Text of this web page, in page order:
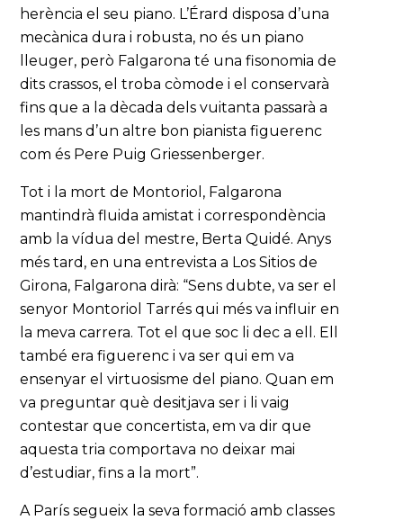
herència el seu piano. L’Érard disposa d’una
mecànica dura i robusta, no és un piano
lleuger, però Falgarona té una fisonomia de
dits crassos, el troba còmode i el conservarà
fins que a la dècada dels vuitanta passarà a
les mans d’un altre bon pianista figuerenc
com és Pere Puig Griessenberger.
Tot i la mort de Montoriol, Falgarona
mantindrà fluida amistat i correspondència
amb la vídua del mestre, Berta Quidé. Anys
més tard, en una entrevista a Los Sitios de
Girona, Falgarona dirà: “Sens dubte, va ser el
senyor Montoriol Tarrés qui més va influir en
la meva carrera. Tot el que soc li dec a ell. Ell
també era figuerenc i va ser qui em va
ensenyar el virtuosisme del piano. Quan em
va preguntar què desitjava ser i li vaig
contestar que concertista, em va dir que
aquesta tria comportava no deixar mai
d’estudiar, fins a la mort”.
A París segueix la seva formació amb classes